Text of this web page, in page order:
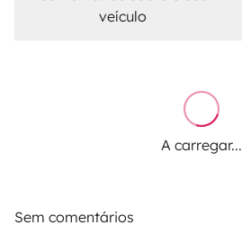
veículo
A carregar...
Sem comentários